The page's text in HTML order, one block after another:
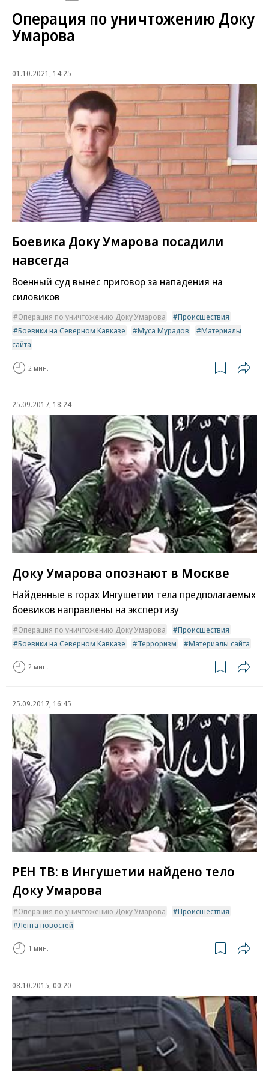
Операция по уничтожению Доку
Умарова
01.10.2021, 14:25
Боевика Доку Умарова посадили
навсегда
Военный суд вынес приговор за нападения на
силовиков
Операция по уничтожению Доку Умарова
Происшествия
Боевики на Северном Кавказе
Муса Мурадов
Материалы
сайта
2 мин.
25.09.2017, 18:24
Доку Умарова опознают в Москве
Найденные в горах Ингушетии тела предполагаемых
боевиков направлены на экспертизу
Операция по уничтожению Доку Умарова
Происшествия
Боевики на Северном Кавказе
Терроризм Материалы сайта
2 мин.
25.09.2017, 16:45
РЕН ТВ: в Ингушетии найдено тело
Доку Умарова
Операция по уничтожению Доку Умарова
Происшествия
Лента новостей
1 мин.
08.10.2015, 00:20